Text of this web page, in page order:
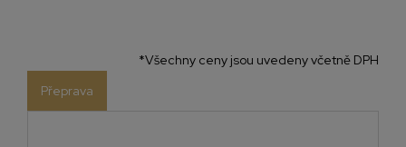
*Všechny ceny jsou uvedeny včetně DPH
Přeprava